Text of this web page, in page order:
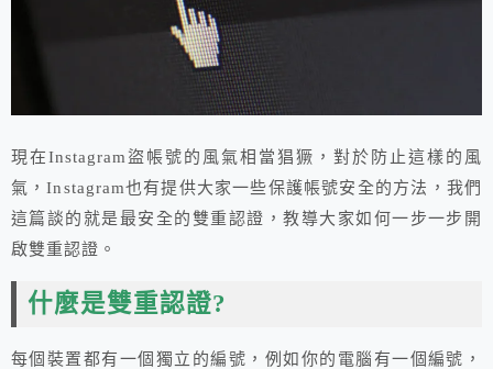
現在Instagram盜帳號的風氣相當猖獗，對於防止這樣的風
氣，Instagram也有提供大家一些保護帳號安全的方法，我們
這篇談的就是最安全的雙重認證，教導大家如何一步一步開
啟雙重認證。
什麼是雙重認證?
每個裝置都有一個獨立的編號，例如你的電腦有一個編號，